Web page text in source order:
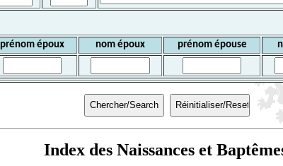
prénom époux nom époux prénom épouse
Index des Naissances et